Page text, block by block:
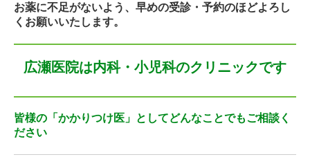
お薬に不足がないよう、早めの受診・予約のほどよろし
くお願いいたします。
広瀬医院は内科・小児科のクリニックです
皆様の「かかりつけ医」としてどんなことでもご相談く
ださい